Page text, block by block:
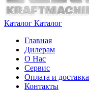
Каталог Каталог
Главная
Дилерам
О Нас
Сервис
Оплата и доставка
Контакты